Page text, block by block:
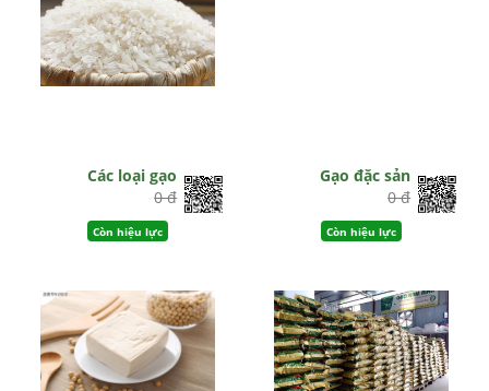
Các loại gạo
0 đ
Còn hiệu lực
Gạo đặc sản
0 đ
Còn hiệu lực